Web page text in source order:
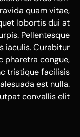
quam vitae,
lobortis dui at
Pellentesque
iaculis. Curabitur
pharetra congue,
tristique facilisis
est nulla.
convallis elit.